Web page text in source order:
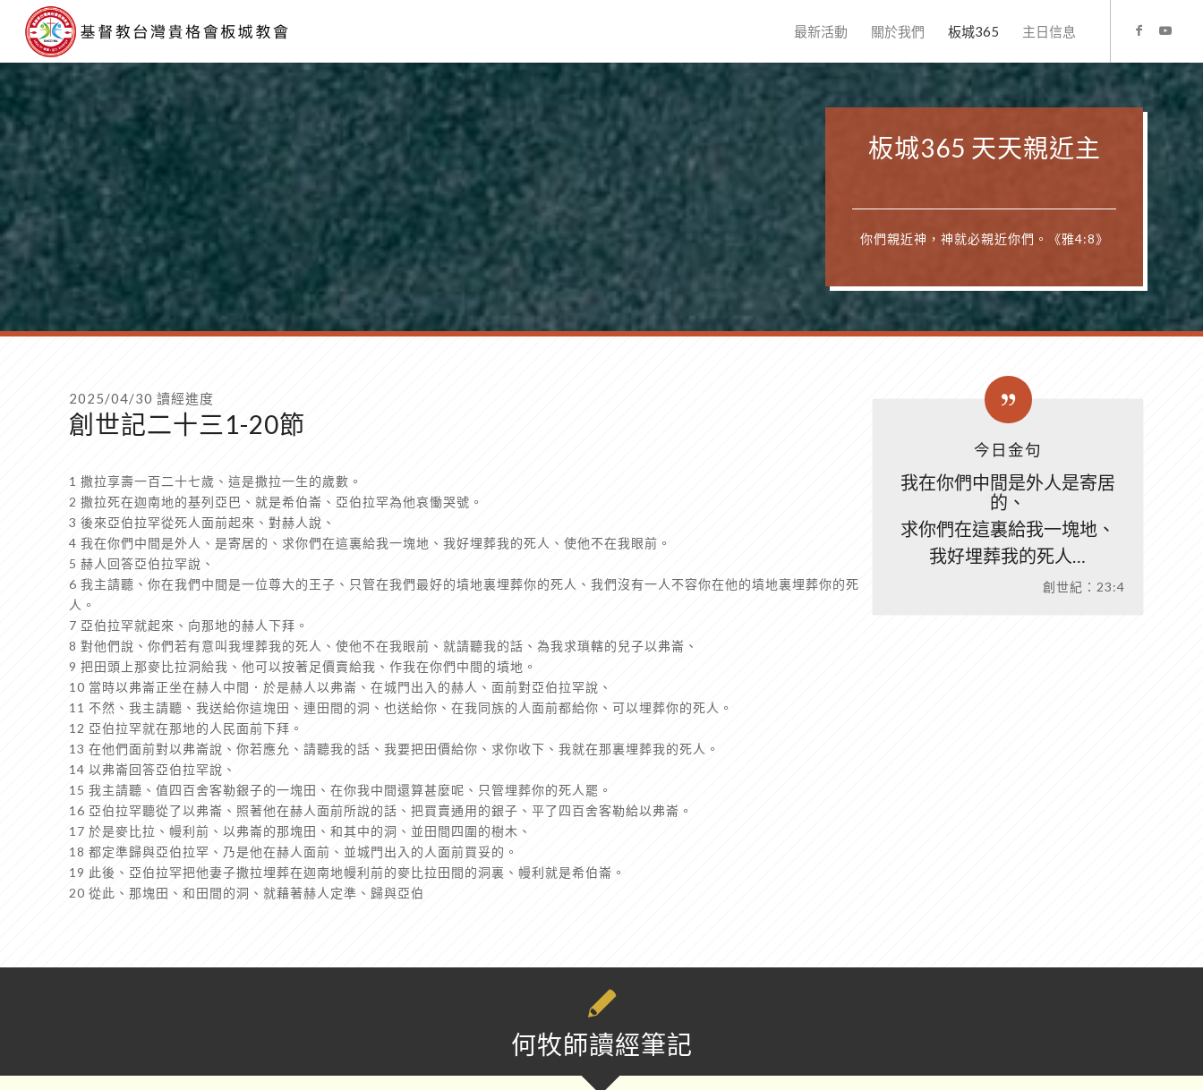
最新活動 關於我們 板城365 主日信息
板城365 天天親近主
你們親近神，神就必親近你們。《雅4:8》
2025/04/30 讀經進度
創世記二十三1-20節
1 撒拉享壽一百二十七歲、這是撒拉一生的歲數。
2 撒拉死在迦南地的基列亞巴、就是希伯崙、亞伯拉罕為他哀慟哭號。
3 後來亞伯拉罕從死人面前起來、對赫人說、
4 我在你們中間是外人、是寄居的、求你們在這裏給我一塊地、我好埋葬我的死人、使他不在我眼前。
5 赫人回答亞伯拉罕說、
6 我主請聽、你在我們中間是一位尊大的王子、只管在我們最好的墳地裏埋葬你的死人、我們沒有一人不容你在他的墳地裏埋葬你的死
人。
7 亞伯拉罕就起來、向那地的赫人下拜。
8 對他們說、你們若有意叫我埋葬我的死人、使他不在我眼前、就請聽我的話、為我求瑣轄的兒子以弗崙、
9 把田頭上那麥比拉洞給我、他可以按著足價賣給我、作我在你們中間的墳地。
10 當時以弗崙正坐在赫人中間．於是赫人以弗崙、在城門出入的赫人、面前對亞伯拉罕說、
11 不然、我主請聽、我送給你這塊田、連田間的洞、也送給你、在我同族的人面前都給你、可以埋葬你的死人。
12 亞伯拉罕就在那地的人民面前下拜。
13 在他們面前對以弗崙說、你若應允、請聽我的話、我要把田價給你、求你收下、我就在那裏埋葬我的死人。
14 以弗崙回答亞伯拉罕說、
15 我主請聽、值四百舍客勒銀子的一塊田、在你我中間還算甚麼呢、只管埋葬你的死人罷。
16 亞伯拉罕聽從了以弗崙、照著他在赫人面前所說的話、把買賣通用的銀子、平了四百舍客勒給以弗崙。
17 於是麥比拉、幔利前、以弗崙的那塊田、和其中的洞、並田間四圍的樹木、
18 都定準歸與亞伯拉罕、乃是他在赫人面前、並城門出入的人面前買妥的。
19 此後、亞伯拉罕把他妻子撒拉埋葬在迦南地幔利前的麥比拉田間的洞裏、幔利就是希伯崙。
20 從此、那塊田、和田間的洞、就藉著赫人定準、歸與亞伯
今日金句
我在你們中間是外人是寄居
的、
求你們在這裏給我一塊地、
我好埋葬我的死人…
創世紀：23:4
何牧師讀經筆記